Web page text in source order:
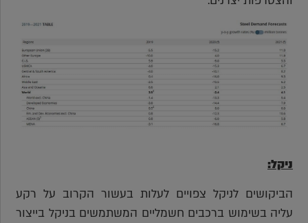
ניקל:
הביקושים לניקל צפויים לעלות בעשור הקרוב על רקע
עליה בשימוש ברכבים חשמליים המשתמשים בניקל בייצור